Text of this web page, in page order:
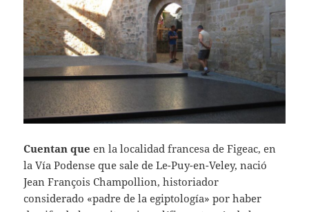
Cuentan que en la localidad francesa de Figeac, en
la Vía Podense que sale de Le-Puy-en-Veley, nació
Jean François Champollion, historiador
considerado «padre de la egiptología» por haber